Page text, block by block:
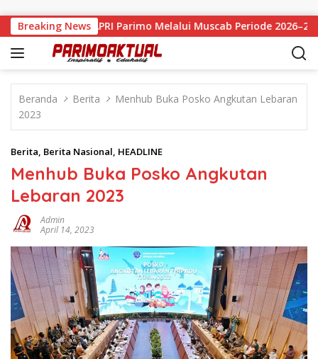
Breaking News
Pimpin APRI Parimo Melalui Muscab Periode 2026–2030
Beranda Berita
Menhub Buka Posko Angkutan Lebaran
2023
Berita, Berita Nasional, HEADLINE
Menhub Buka Posko Angkutan
Lebaran 2023
Admin
April 14, 2023